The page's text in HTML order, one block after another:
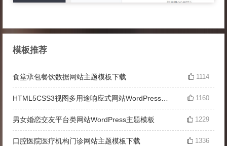
模板推荐
食堂承包餐饮数据网站主题模板下载 1114
HTML5CSS3视图多用途响应式网站WordPress主题 1160
男女婚恋交友平台类网站WordPress主题模板 1229
口腔医院医疗机构门诊网站主题模板下载 1336